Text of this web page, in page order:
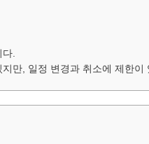
.
만, 일정 변경과 취소에 제한이